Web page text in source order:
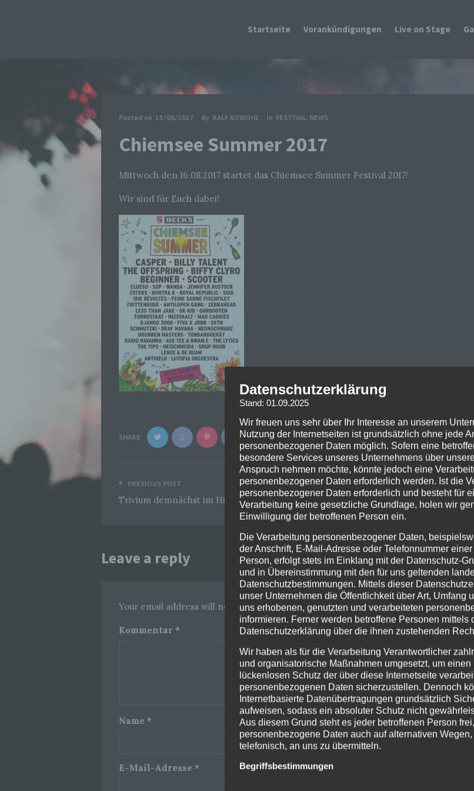
Startseite Vorankündigungen Live on Stage
Posted on 15/08/2017 By RALF KOWOHL In FESTIVAL, NEWS
Chiemsee Summer 2017
Mittwoch den 16.08.2017 startet das Chiemsee Summer Festival 2017!
Wir sind für Euch dabei!
SHARE
Beitragsnavigation
PREVIOUS POST
Trivium demnächst im Hirsch
Leave a reply
Your email address will not be published. Required fields are marked *
Kommentar *
Name *
E-Mail-Adresse *
Datenschutzerklärung
Stand: 01.09.2025
Wir freuen uns sehr über Ihr Interesse an unserem
Nutzung der Internetseiten ist grundsätzlich ohne jede
personenbezogener Daten möglich. Sofern eine
besondere Services unseres Unternehmens über
Anspruch nehmen möchte, könnte jedoch eine
personenbezogener Daten erforderlich werden. Ist die
personenbezogener Daten erforderlich und besteht für
Verarbeitung keine gesetzliche Grundlage, holen wir
Einwilligung der betroffenen Person ein.
Die Verarbeitung personenbezogener Daten,
der Anschrift, E-Mail-Adresse oder Telefonnummer
Person, erfolgt stets im Einklang mit der Datenschutz-
und in Übereinstimmung mit den für uns geltenden
Datenschutzbestimmungen. Mittels dieser
unser Unternehmen die Öffentlichkeit über Art, Umfang
uns erhobenen, genutzten und verarbeiteten
informieren. Ferner werden betroffene Personen mittels
Datenschutzerklärung über die ihnen zustehenden
Wir haben als für die Verarbeitung Verantwortlicher
und organisatorische Maßnahmen umgesetzt, um einen
lückenlosen Schutz der über diese Internetseite
personenbezogenen Daten sicherzustellen. Dennoch
Internetbasierte Datenübertragungen grundsätzlich
aufweisen, sodass ein absoluter Schutz nicht
Aus diesem Grund steht es jeder betroffenen Person frei,
personenbezogene Daten auch auf alternativen
telefonisch, an uns zu übermitteln.
Begriffsbestimmungen